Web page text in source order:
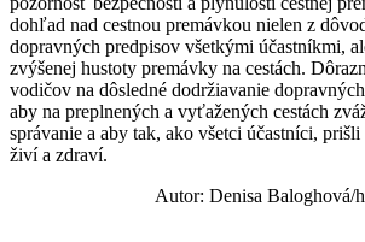
dohľad nad cestnou premávkou nielen z
dopravných predpisov všetkými účastníkmi,
zvýšenej hustoty premávky na cestách.
vodičov na dôsledné dodržiavanie
aby na preplnených a vyťažených cestách
správanie a aby tak, ako všetci účastníci,
živí a zdraví.
Autor: Denisa Baloghová/